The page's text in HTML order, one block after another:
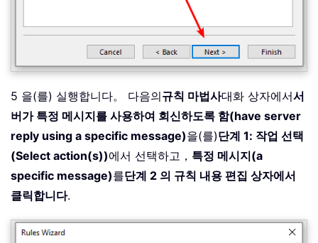
5 을(를) 실행합니다。 다음의규칙 마법사대화 상자에서서
버가 특정 메시지를 사용하여 회신하도록 함(have server
reply using a specific message)을(를)단계 1: 작업 선택
(Select action(s))에서 선택하고， 특정 메시지(a
specific message)를단계 2 의 규칙 내용 편집 상자에서
클릭합니다.